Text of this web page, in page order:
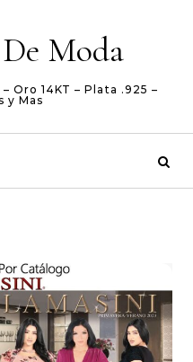
Moda
Oro 14KT – Plata .925 –
y Mas